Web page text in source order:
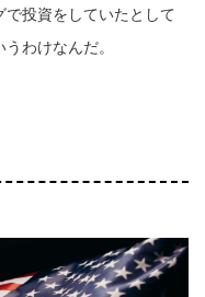
投資をしていたとして
わけなんだ。